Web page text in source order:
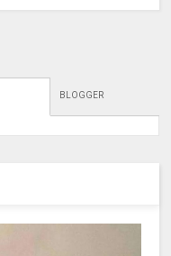
BLOGGER